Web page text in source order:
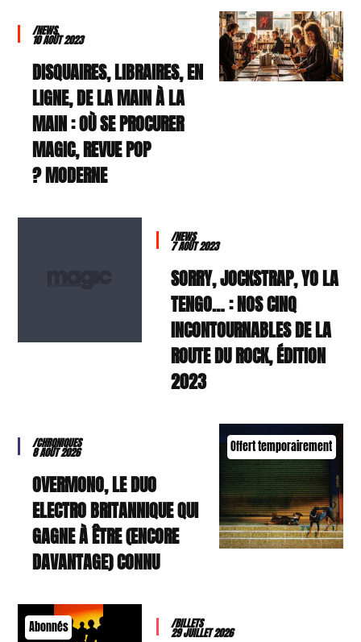
/NEWS
10 AOÛT 2023
DISQUAIRES, LIBRAIRES, EN
LIGNE, DE LA MAIN À LA
MAIN : OÙ SE PROCURER
MAGIC, REVUE POP
MODERNE ?
/NEWS
7 AOÛT 2023
SORRY, JOCKSTRAP, YO LA
TENGO… : NOS CINQ
INCONTOURNABLES DE LA
ROUTE DU ROCK, ÉDITION
2023
Offert temporairement
/CHRONIQUES
8 AOÛT 2026
OVERMONO, LE DUO
ELECTRO BRITANNIQUE QUI
GAGNE À ÊTRE (ENCORE
DAVANTAGE) CONNU
Abonnés /BILLETS
29 JUILLET 2026